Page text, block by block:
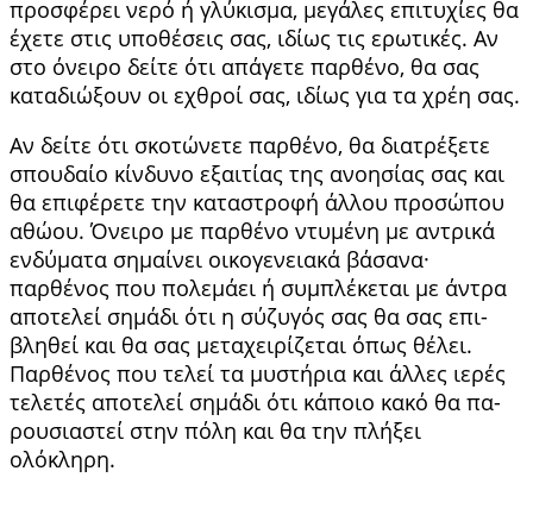
προσφέρει νερό ή γλύκισμα, μεγάλες επιτυχίες θα
έχετε στις υποθέσεις σας, ιδίως τις ερωτικές. Αν
στο όνειρο δείτε ότι απάγετε παρθένο, θα σας
καταδιώξουν οι εχθροί σας, ιδίως για τα χρέη σας.
Αν δείτε ότι σκοτώνετε παρθένο, θα διατρέ­ξετε
σπουδαίο κίνδυνο εξαιτίας της ανοησίας σας και
θα επιφέρετε την καταστροφή άλλου προσώ­που
αθώου. Όνειρο με παρθένο ντυμένη με αντρικά
ενδύματα σημαίνει οικογενειακά βάσανα·
παρθένος που πολεμάει ή συμπλέκεται με άντρα
αποτελεί σημάδι ότι η σύζυγός σας θα σας επι­
βληθεί και θα σας μεταχειρίζεται όπως θέλει.
Παρ­θένος που τελεί τα μυστήρια και άλλες ιερές
τε­λετές αποτελεί σημάδι ότι κάποιο κακό θα πα­
ρουσιαστεί στην πόλη και θα την πλήξει
ολόκληρη.